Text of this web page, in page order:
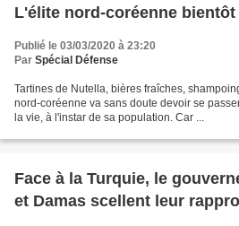
L'élite nord-coréenne
Publié le 03/03/2020 à 23:20
Par Spécial Défense
Tartines de Nutella, bières fraîches,
nord-coréenne va sans doute devoir se
la vie, à l'instar de sa population. Car ...
Face à la Turquie, le
et Damas scellent leur